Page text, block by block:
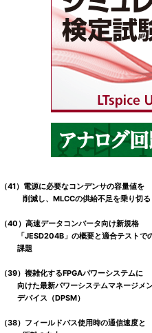
（41）電源に必要なコンデンサの容量値を
削減し、MLCCの供給不足を乗り切る
（40）高速データコンバータ向け新規格
「JESD204B」の概要と適合テストで
課題
（39）複雑化するFPGAパワーシステムに
向けた最新パワーシステムマネージメ
デバイス（DPSM）
（38）フィールドバス使用時の通信速度と